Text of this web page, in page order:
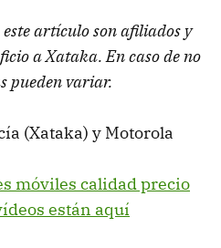
este artículo son afiliados y
a Xataka. En caso de no
pueden variar.
(Xataka) y Motorola
móviles calidad precio
están aquí